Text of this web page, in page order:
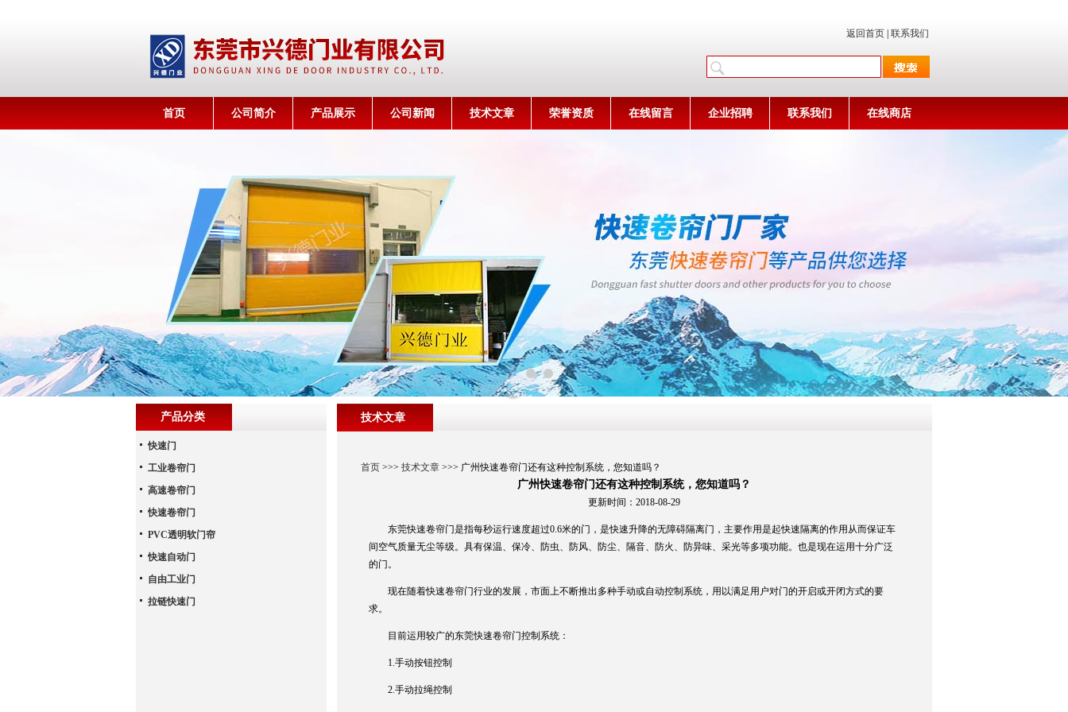
返回首页 联系我们
首页 公司简介 产品展示 公司新闻 技术文章 荣誉资质 在线留言 企业招聘 联系我们 在线商店
技术文章
首页>>> 技术文章>>> 广州快速卷帘门还有这种控制系统，您知道吗？
广州快速卷帘门还有这种控制系统，您知道吗？
更新时间：2018-08-29
东莞快速卷帘门是指每秒运行速度超过0.6米的门，是快速升降的无障碍隔离门，主要作用是起快速隔离的作用从而保证车
间空气质量无尘等级。具有保温、保冷、防虫、防风、防尘、隔音、防火、防异味、采光等多项功能。也是现在运用十分广泛
的门。
现在随着快速卷帘门行业的发展，市面上不断推出多种手动或自动控制系统，用以满足用户对门的开启或开闭方式的要
求。
目前运用较广的东莞快速卷帘门控制系统：
1.手动按钮控制
2.手动拉绳控制
产品分类
快速门
工业卷帘门
高速卷帘门
快速卷帘门
PVC透明软门帘
快速自动门
自由工业门
拉链快速门